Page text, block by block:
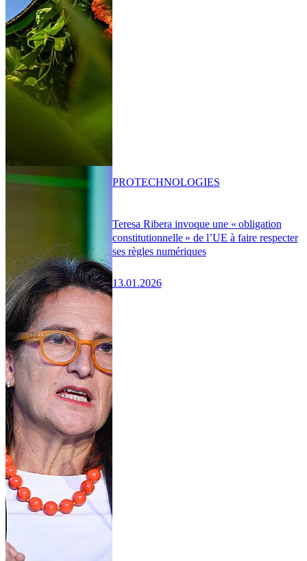
Teresa Ribera invoque une « obligation
constitutionnelle » de l’UE à faire respecter
ses règles numériques
13.01.2026
PROTECHNOLOGIES